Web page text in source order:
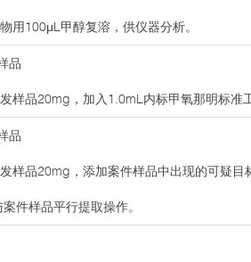
用100μL甲醇复溶，供仪器分析。
品
样品20mg，加入1.0mL内标甲氧那明标准
品
样品20mg，添加案件样品中出现的可疑
件样品平行提取操作。